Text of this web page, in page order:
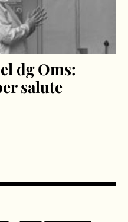
dg Oms:
salute